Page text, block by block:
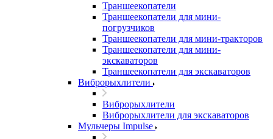
Траншеекопатели
Траншеекопатели для мини-
погрузчиков
Траншеекопатели для мини-тракторов
Траншеекопатели для мини-
экскаваторов
Траншеекопатели для экскаваторов
Виброрыхлители
Виброрыхлители
Виброрыхлители для экскаваторов
Мульчеры Impulse